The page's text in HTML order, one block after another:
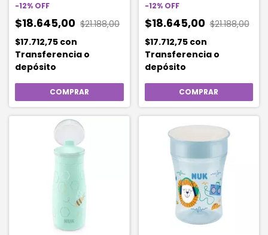
Ml
-12% OFF
$18.645,00 $21.188,00
$17.712,75 con
Transferencia o
depósito
-12% OFF
$18.645,00 $21.188,00
$17.712,75 con
Transferencia o
depósito